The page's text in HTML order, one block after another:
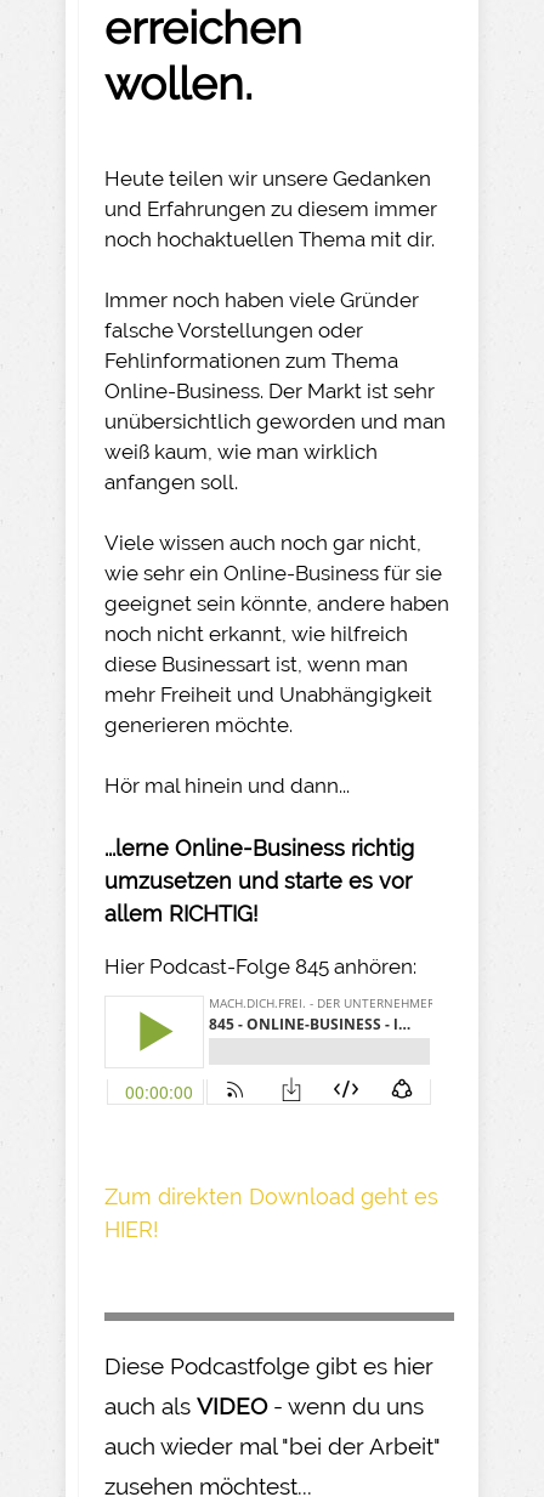
erreichen
wollen.
Heute teilen wir unsere Gedanken
und Erfahrungen zu diesem immer
noch hochaktuellen Thema mit dir.
Immer noch haben viele Gründer
falsche Vorstellungen oder
Fehlinformationen zum Thema
Online-Business. Der Markt ist sehr
unübersichtlich geworden und man
weiß kaum, wie man wirklich
anfangen soll.
Viele wissen auch noch gar nicht,
wie sehr ein Online-Business für sie
geeignet sein könnte, andere haben
noch nicht erkannt, wie hilfreich
diese Businessart ist, wenn man
mehr Freiheit und Unabhängigkeit
generieren möchte.
Hör mal hinein und dann...
...lerne Online-Business richtig
umzusetzen und starte es vor
allem RICHTIG!
Hier Podcast-Folge 845 anhören:
Z um direkte n Download geh t es
HIER!
Diese Podcastfolge gibt es hier
auch als VIDEO- wenn du uns
auch wieder mal "bei der Arbeit"
zusehen möchtest...